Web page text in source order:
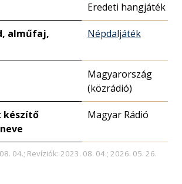
Eredeti hangjáték
alműfaj,
Népdaljáték
Magyarország
(közrádió)
készítő
Magyar Rádió
04.; Revíziók: 2023. 08. 04.; 2026. 05. 26.